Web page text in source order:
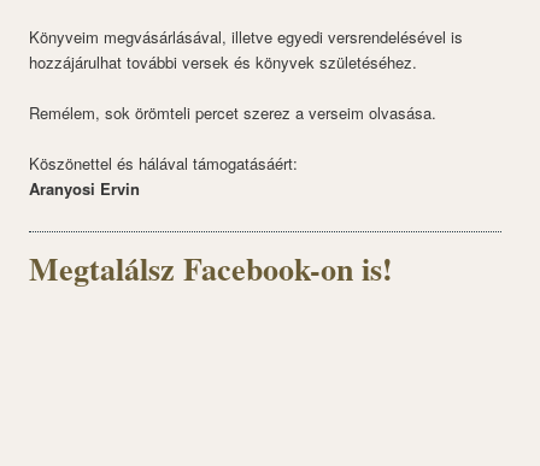
Könyveim megvásárlásával, illetve egyedi versrendelésével is
hozzájárulhat további versek és könyvek születéséhez.
Remélem, sok örömteli percet szerez a verseim olvasása.
Köszönettel és hálával támogatásáért:
Aranyosi Ervin
Megtalálsz Facebook-on is!